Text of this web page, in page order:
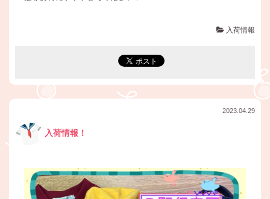
入荷情報
2023.04.29
入荷情報！